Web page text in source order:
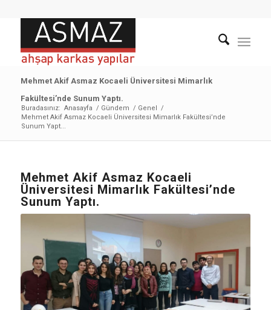
Mehmet Akif Asmaz Kocaeli Üniversitesi Mimarlık
Fakültesi’nde Sunum Yaptı.
Buradasınız: Anasayfa / Gündem / Genel /
Mehmet Akif Asmaz Kocaeli Üniversitesi Mimarlık Fakültesi’nde
Sunum Yapt...
Mehmet Akif Asmaz Kocaeli
Üniversitesi Mimarlık Fakültesi’nde
Sunum Yaptı.